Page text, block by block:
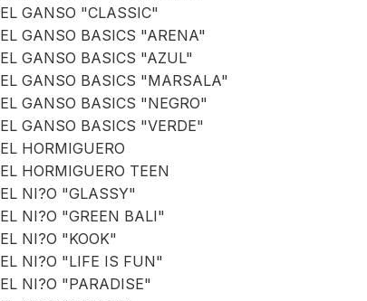
EL GANSO "CLASSIC"
EL GANSO BASICS "ARENA"
EL GANSO BASICS "AZUL"
EL GANSO BASICS "MARSALA"
EL GANSO BASICS "NEGRO"
EL GANSO BASICS "VERDE"
EL HORMIGUERO
EL HORMIGUERO TEEN
EL NI?O "GLASSY"
EL NI?O "GREEN BALI"
EL NI?O "KOOK"
EL NI?O "LIFE IS FUN"
EL NI?O "PARADISE"